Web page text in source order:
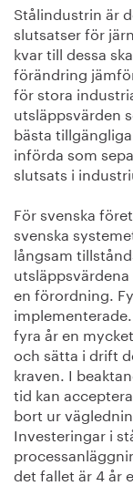
Om oss
Stålindustrin är
slutsatser för
kvar till dessa
förändring
för stora
utsläppsvärden
bästa
införda som
slutsats i
För svenska
svenska
långsam
en förordning.
fyra år en
och sätta i drift
kraven. I
tid kan
bort ur
Investeringar i
det fallet är 4 år